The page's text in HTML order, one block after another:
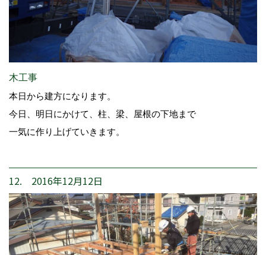
木工事
本日から建方になります。
今日、明日にかけて、柱、梁、屋根の下地まで
一気に作り上げていきます。
12. 2016年12月12日